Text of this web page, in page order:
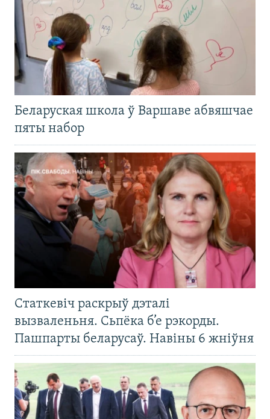
Беларуская школа ў Варшаве абвяшчае
пяты набор
Статкевіч раскрыў дэталі
вызваленьня. Сьпёка б’е рэкорды.
Пашпарты беларусаў. Навіны 6 жніўня